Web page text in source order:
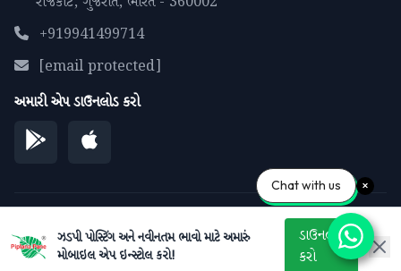
+919941499714
[email protected]
અમારી એપ ડાઉનલોડ કરો
© 2026 પીપળાના પાને. બધા અધિકારો સુરક્ષિત.
ગોપનીયતા નીતિ
ઝડપી પોસ્ટિંગ અને નવીનતમ ભાવો માટે અમારું
મોબાઇલ એપ ઇન્સ્ટોલ કરો!
ડાઉનલોડ
કરો
Chat with us